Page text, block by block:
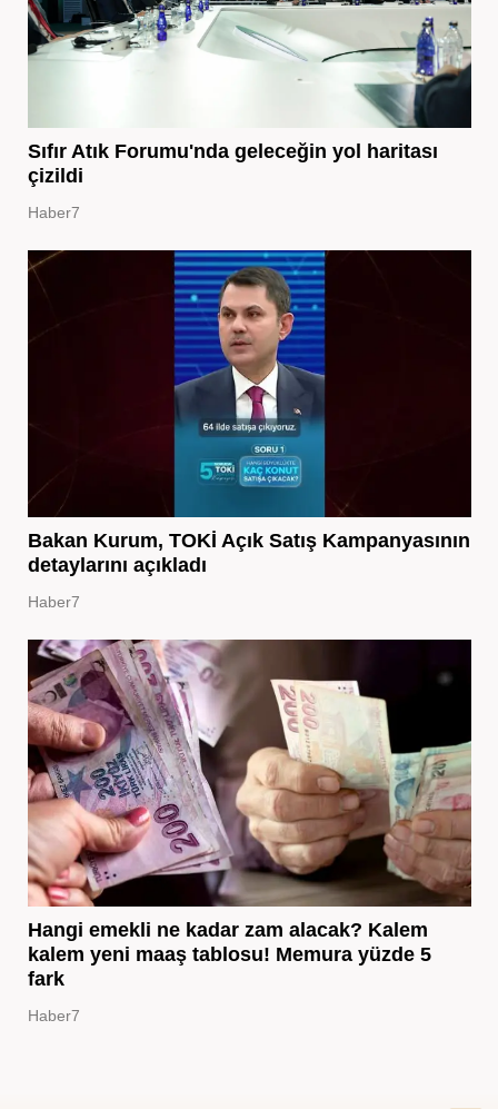
Sıfır Atık Forumu'nda geleceğin yol haritası
çizildi
Haber7
Bakan Kurum, TOKİ Açık Satış Kampanyasının
detaylarını açıkladı
Haber7
Hangi emekli ne kadar zam alacak? Kalem
kalem yeni maaş tablosu! Memura yüzde 5
fark
Haber7